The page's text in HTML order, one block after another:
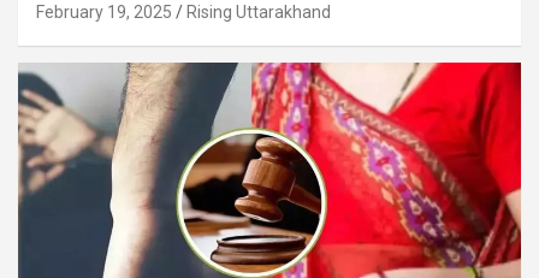
February 19, 2025 Rising Uttarakhand